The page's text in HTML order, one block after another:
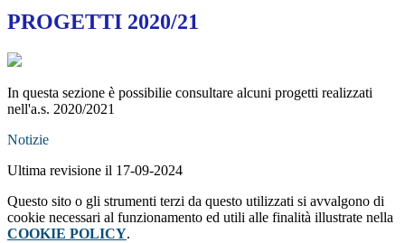
PROGETTI 2020/21
In questa sezione è possibilie consultare alcuni progetti realizzati
nell'a.s. 2020/2021
Notizie
Ultima revisione il 17-09-2024
Questo sito o gli strumenti terzi da questo utilizzati si avvalgono di
cookie necessari al funzionamento ed utili alle finalità illustrate nella
COOKIE POLICY.